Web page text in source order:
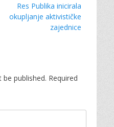
post:
Res Publika inicirala
okupljanje aktivističke
zajednice
published. Required